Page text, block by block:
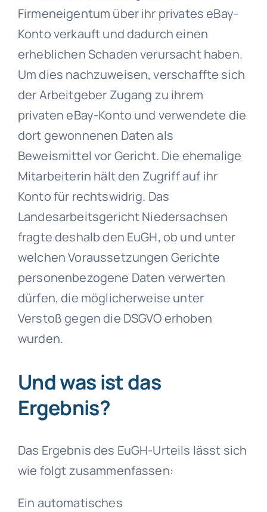
Firmeneigentum über ihr privates eBay-
Konto verkauft und dadurch einen
erheblichen Schaden verursacht haben.
Um dies nachzuweisen, verschaffte sich
der Arbeitgeber Zugang zu ihrem
privaten eBay-Konto und verwendete die
dort gewonnenen Daten als
Beweismittel vor Gericht. Die ehemalige
Mitarbeiterin hält den Zugriff auf ihr
Konto für rechtswidrig. Das
Landesarbeitsgericht Niedersachsen
fragte deshalb den EuGH, ob und unter
welchen Voraussetzungen Gerichte
personenbezogene Daten verwerten
dürfen, die möglicherweise unter
Verstoß gegen die DSGVO erhoben
wurden.
Und was ist das
Ergebnis?
Das Ergebnis des EuGH-Urteils lässt sich
wie folgt zusammenfassen:
Ein automatisches